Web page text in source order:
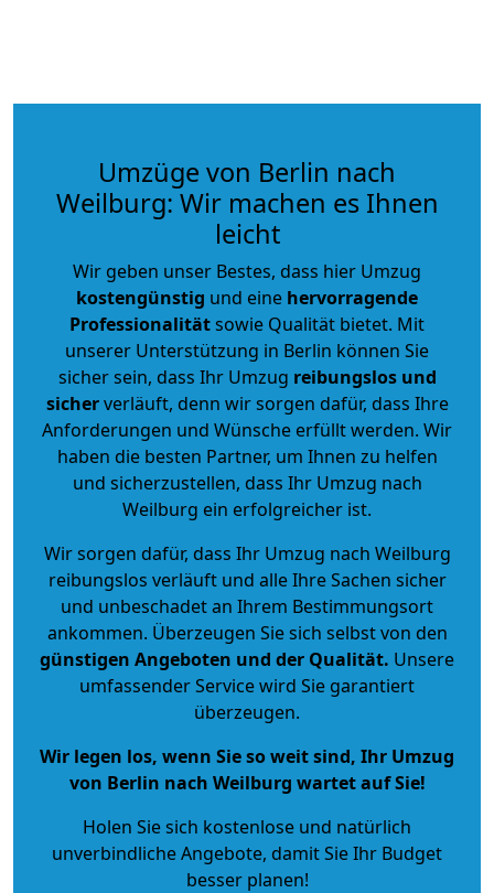
Umzüge von Berlin nach
Weilburg: Wir machen es Ihnen
leicht
Wir geben unser Bestes, dass hier Umzug
kostengünstig und eine hervorragende
Professionalitätsowie Qualität bietet. Mit
unserer Unterstützung in Berlin können Sie
sicher sein, dass Ihr Umzug reibungslos und
sicherverläuft, denn wir sorgen dafür, dass Ihre
Anforderungen und Wünsche erfüllt werden. Wir
haben die besten Partner, um Ihnen zu helfen
und sicherzustellen, dass Ihr Umzug nach
Weilburg ein erfolgreicher ist.
Wir sorgen dafür, dass Ihr Umzug nach Weilburg
reibungslos verläuft und alle Ihre Sachen sicher
und unbeschadet an Ihrem Bestimmungsort
ankommen. Überzeugen Sie sich selbst von den
günstigen Angeboten und der Qualität. Unsere
umfassender Service wird Sie garantiert
überzeugen.
Wir legen los, wenn Sie so weit sind, Ihr Umzug
von Berlin nach Weilburg wartet auf Sie!
Holen Sie sich kostenlose und natürlich
unverbindliche Angebote, damit Sie Ihr Budget
besser planen!